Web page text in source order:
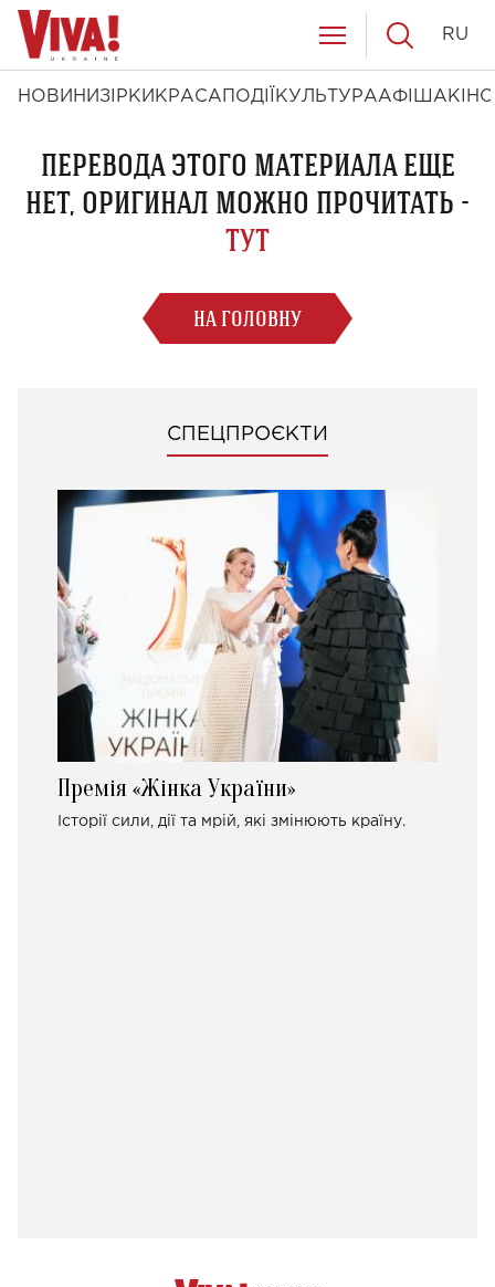
НОВИНИ ЗІРКИ КРАСА ПОДІЇ КУЛЬТУРААФІША КІНО
RU
ПЕРЕВОДА ЭТОГО МАТЕРИАЛА ЕЩЕ
НЕТ, ОРИГИНАЛ МОЖНО ПРОЧИТАТЬ -
ТУТ
НА ГОЛОВНУ
СПЕЦПРОЄКТИ
Премія «Жінка України»
Історії сили, дії та мрій, які змінюють країну.